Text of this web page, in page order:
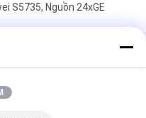
S5735, Nguồn 24xGE
6800 48 * 25G SFP28, 6
cửa ra không khí bên
6*100G QSFP28, Bộ